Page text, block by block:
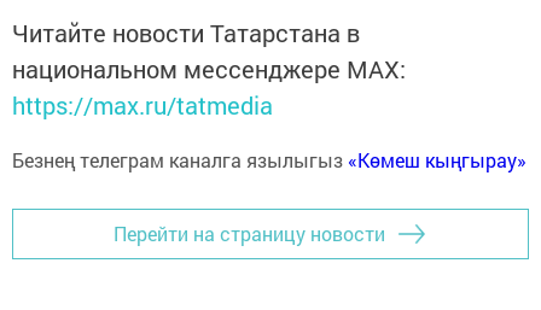
Читайте новости Татарстана в
национальном мессенджере MАХ:
https://max.ru/tatmedia
Безнең телеграм каналга язылыгыз «Көмеш кыңгырау»
Перейти на страницу новости